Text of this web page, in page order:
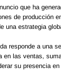
que ha
de producción
una estrategia
responde a una
en las ventas,
su presencia